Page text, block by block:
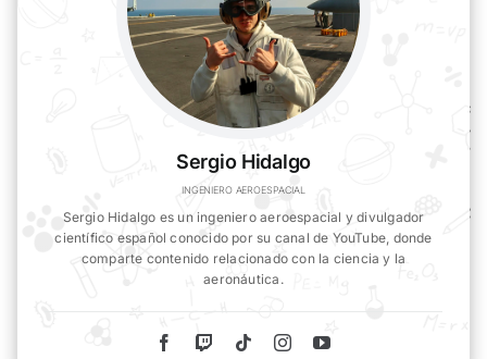
Sergio Hidalgo
INGENIERO AEROESPACIAL
Sergio Hidalgo es un ingeniero aeroespacial y divulgador
científico español conocido por su canal de YouTube, donde
comparte contenido relacionado con la ciencia y la
aeronáutica.